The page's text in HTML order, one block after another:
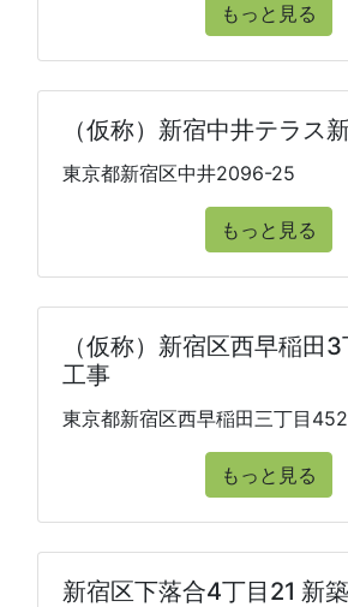
もっと見る
（仮称）新宿中井テラス
東京都新宿区中井2096-25
もっと見る
（仮称）新宿区西早稲
工事
東京都新宿区西早稲田三丁目
もっと見る
新宿区下落合4丁目21 新